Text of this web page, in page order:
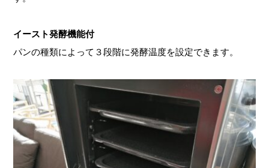
イースト発酵機能付
パンの種類によって３段階に発酵温度を設定できます。